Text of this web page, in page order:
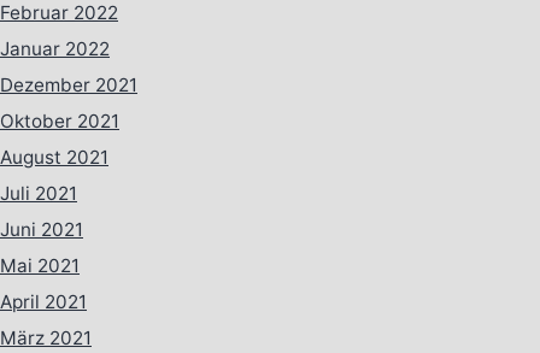
Februar 2022
Januar 2022
Dezember 2021
Oktober 2021
August 2021
Juli 2021
Juni 2021
Mai 2021
April 2021
März 2021